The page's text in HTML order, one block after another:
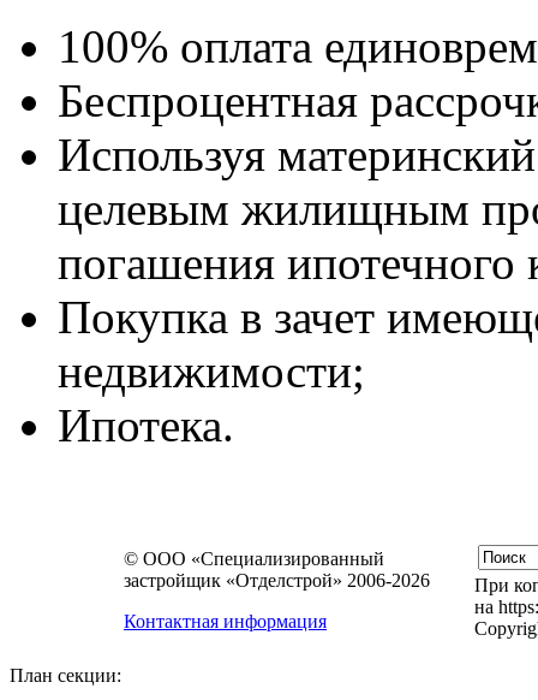
100% оплата
Беспроцентная
Используя
целевым жилищным
погашения ипотечного
Покупка в зачет
недвижимости;
Ипотека.
© ООО «Специализированный
застройщик «Отделстрой» 2006-2026
Контактная информация
При
на
План секции: